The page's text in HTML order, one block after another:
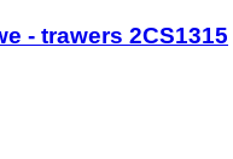
- trawers 2CS1315